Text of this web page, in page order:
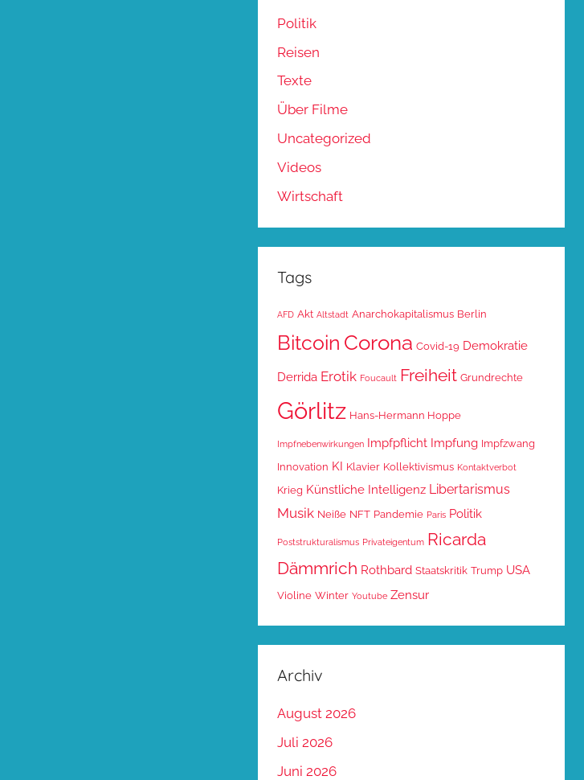
Politik
Reisen
Texte
Über Filme
Uncategorized
Videos
Wirtschaft
Tags
AFD Akt Altstadt Anarchokapitalismus Berlin
Bitcoin Corona Covid-19 Demokratie
Derrida Erotik Foucault Freiheit Grundrechte
Görlitz Hans-Hermann Hoppe
Impfnebenwirkungen Impfpflicht Impfung Impfzwang
Innovation KI Klavier Kollektivismus Kontaktverbot
Krieg Künstliche Intelligenz Libertarismus
Musik Neiße NFT Pandemie Paris Politik
Poststrukturalismus Privateigentum Ricarda
Dämmrich Rothbard Staatskritik Trump USA
Violine Winter Youtube Zensur
Archiv
August 2026
Juli 2026
Juni 2026